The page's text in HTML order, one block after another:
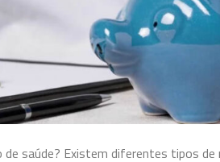
saúde? Existem diferentes tipos de